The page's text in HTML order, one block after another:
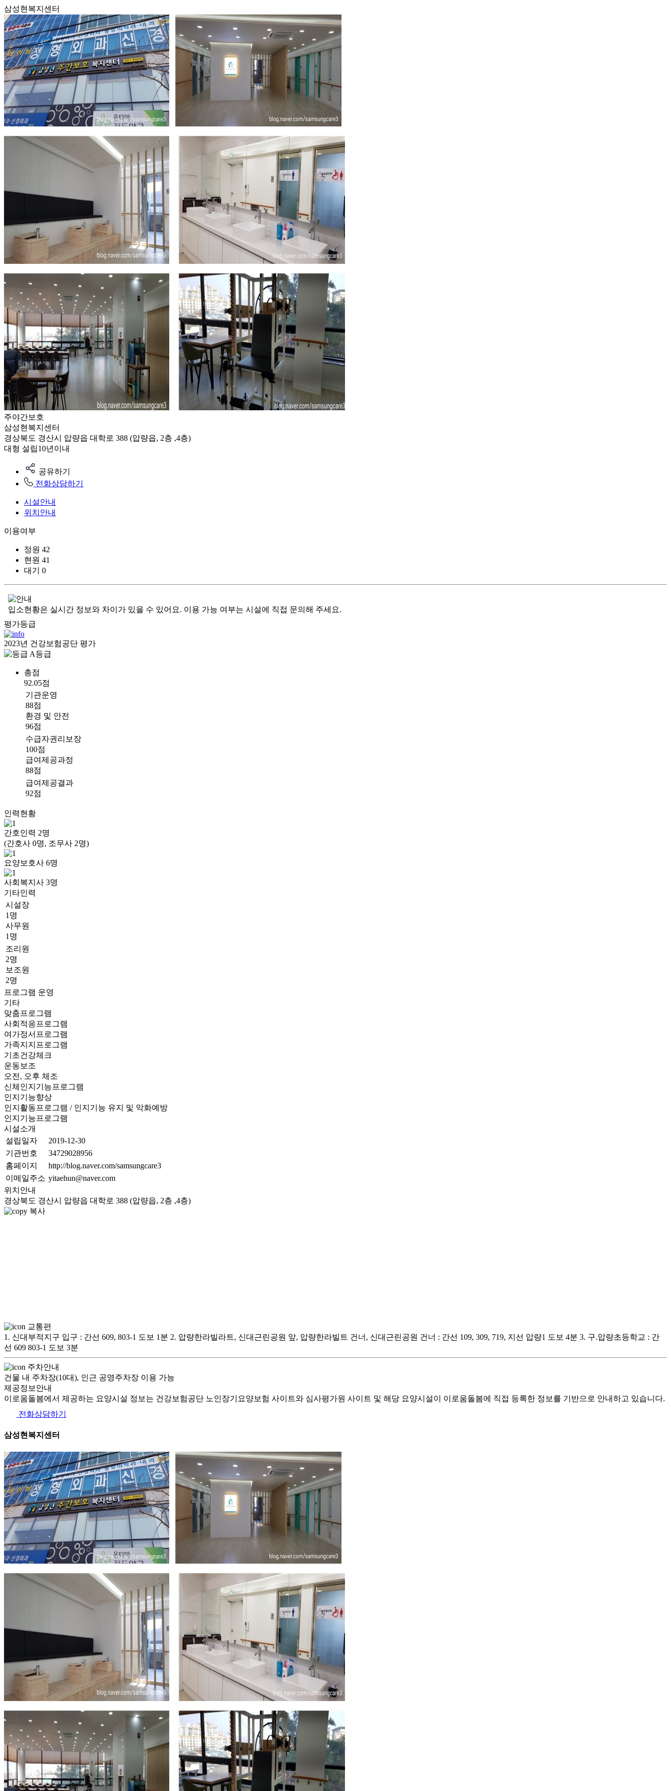
삼성현복지센터
주야간보호
삼성현복지센터
경상북도 경산시 압량읍 대학로 388 (압량읍, 2층 ,4층)
대형 설립10년이내
공유하기
전화상담하기
시설안내
위치안내
이용여부
정원 42
현원 41
대기
0
입소현황은 실시간 정보와 차이가 있을 수 있어요. 이용 가능 여부는 시설에 직접 문의해 주세요.
평가등급
2023년 건강보험공단 평가
A등급
총점
92.05점
기관운영
88점
환경 및 안전
96점
수급자권리보장
100점
급여제공과정
88점
급여제공결과
92점
인력현황
간호인력 2명
(간호사 0명, 조무사 2명)
요양보호사 6명
사회복지사 3명
기타인력
시설장
1명
사무원
1명
조리원
2명
보조원
2명
프로그램 운영
기타
맞춤프로그램
사회적응프로그램
여가정서프로그램
가족지지프로그램
기초건강체크
운동보조
오전, 오후 체조
신체인지기능프로그램
인지기능향상
인지활동프로그램 / 인지기능 유지 및 악화예방
인지기능프로그램
시설소개
설립일자
2019-12-30
기관번호
34729028956
홈페이지
http://blog.naver.com/samsungcare3
이메일주소 yitaehun@naver.com
위치안내
경상북도 경산시 압량읍 대학로 388 (압량읍, 2층 ,4층)
복사
교통편
1. 신대부적지구 입구 : 간선 609, 803-1 도보 1분 2. 압량한라빌라트, 신대근린공원 앞, 압량한라빌트 건너, 신대근린공원 건너 : 간선 109, 309, 719, 지선 압량1 도보 4분 3. 구.압량초등학교 : 간
선 609 803-1 도보 3분
주차안내
건물 내 주차장(10대), 인근 공영주차장 이용 가능
제공정보안내
이로움돌봄에서 제공하는 요양시설 정보는 건강보험공단 노인장기요양보험 사이트와 심사평가원 사이트 및 해당 요양시설이 이로움돌봄에 직접 등록한 정보를 기반으로 안내하고 있습니다.
전화상담하기
삼성현복지센터